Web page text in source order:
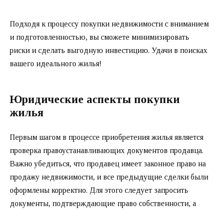
Подходя к процессу покупки недвижимости с вниманием
и подготовленностью, вы сможете минимизировать
риски и сделать выгодную инвестицию. Удачи в поисках
вашего идеального жилья!
Юридические аспекты покупки
жилья
Первым шагом в процессе приобретения жилья является
проверка правоустанавливающих документов продавца.
Важно убедиться, что продавец имеет законное право на
продажу недвижимости, и все предыдущие сделки были
оформлены корректно. Для этого следует запросить
документы, подтверждающие право собственности, а